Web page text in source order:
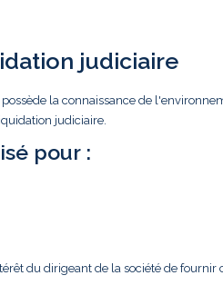
judiciaire
la connaissance de
judiciaire.
pour :
du dirigeant de la société de fournir